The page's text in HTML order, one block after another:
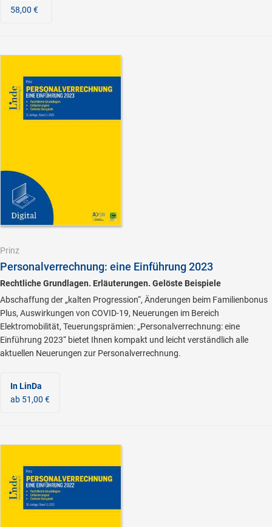
58,00 €
Prinz
Personalverrechnung: eine Einführung 2023
Rechtliche Grundlagen. Erläuterungen. Gelöste Beispiele
Abschaffung der „kalten Progression“, Änderungen beim Familienbonus
Plus, Auswirkungen von COVID-19, Neuerungen im Bereich
Elektromobilität, Teuerungsprämien: „Personalverrechnung: eine
Einführung 2023“ bietet Ihnen kompakt und leicht verständlich alle
aktuellen Neuerungen zur Personalverrechnung.
In LinDa
ab 51,00 €